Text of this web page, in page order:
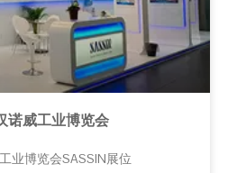
诺威工业博览会
业博览会SASSIN展位